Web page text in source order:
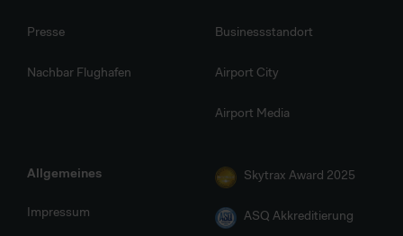
Presse
Nachbar Flughafen
Businessstandort
Airport City
Airport Media
Allgemeines
Impressum
Skytrax Award 2025
ASQ Akkreditierung